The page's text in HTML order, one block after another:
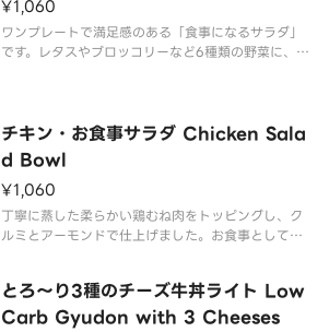
¥1,060
ワンプレートで満足感のある「食事になるサラダ」
です。レタスやブロッコリーなど6種類の野菜に、十
チキン・お食事サラダ Chicken Sala
d Bowl
¥1,060
丁寧に蒸した柔らかい鶏むね肉をトッピングし、ク
ルミとアーモンドで仕上げました。お食事としては
とろ～り3種のチーズ牛丼ライト Low
Carb Gyudon with 3 Cheeses